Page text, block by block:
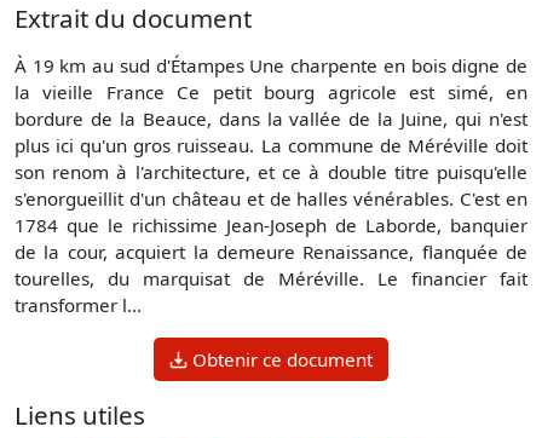
Extrait du document
À 19 km au sud d'Étampes Une charpente en bois digne de
la vieille France Ce petit bourg agricole est simé, en
bordure de la Beauce, dans la vallée de la Juine, qui n'est
plus ici qu'un gros ruisseau. La commune de Méréville doit
son renom à l'architecture, et ce à double titre puisqu'elle
s'enorgueillit d'un château et de halles vénérables. C'est en
1784 que le richissime Jean-Joseph de Laborde, banquier
de la cour, acquiert la demeure Renaissance, flanquée de
tourelles, du marquisat de Méréville. Le financier fait
transformer l...
Obtenir ce document
Liens utiles